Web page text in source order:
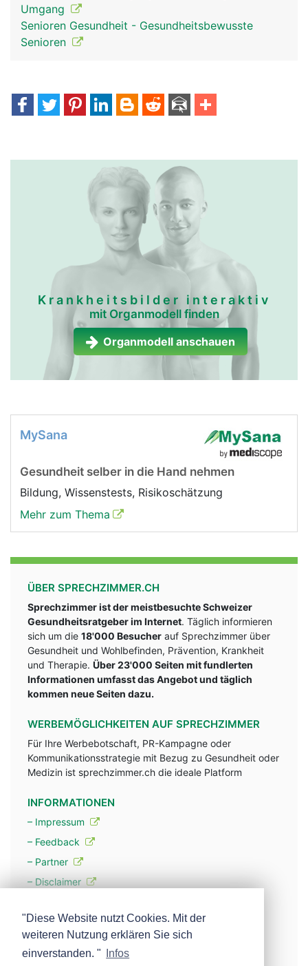
Umgang
Senioren Gesundheit - Gesundheitsbewusste
Senioren
Krankheitsbilder interaktiv
mit Organmodell finden
Organmodell anschauen
MySana
Gesundheit selber in die Hand nehmen
Bildung, Wissenstests, Risikoschätzung
Mehr zum Thema
ÜBER SPRECHZIMMER.CH
Sprechzimmer ist der meistbesuchte Schweizer
Gesundheitsratgeber im Internet. Täglich informieren
sich um die 18'000 Besucher auf Sprechzimmer über
Gesundheit und Wohlbefinden, Prävention, Krankheit
und Therapie. Über 23'000 Seiten mit fundlerten
Informationen umfasst das Angebot und täglich
kommen neue Seiten dazu.
WERBEMÖGLICHKEITEN AUF SPRECHZIMMER
Für Ihre Werbebotschaft, PR-Kampagne oder
Kommunikationsstrategie mit Bezug zu Gesundheit oder
Medizin ist sprechzimmer.ch die ideale Platform
INFORMATIONEN
– Impressum
– Feedback
– Partner
– Disclaimer
– Werbung
– Mehr über unsere Experten
"Diese Website nutzt Cookies. Mit der
weiteren Nutzung erklären Sie sich
einverstanden. "
Infos